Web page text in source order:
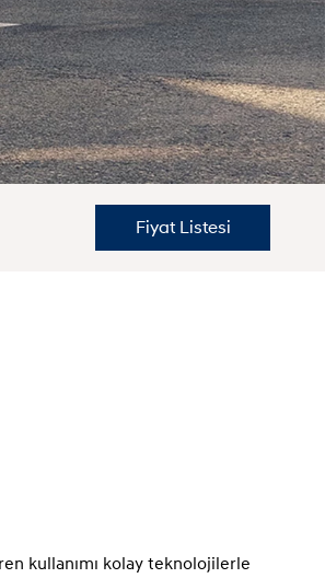
Fiyat Listesi
kullanımı kolay teknolojilerle